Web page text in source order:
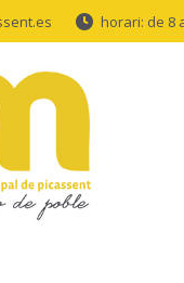
horari: de 8